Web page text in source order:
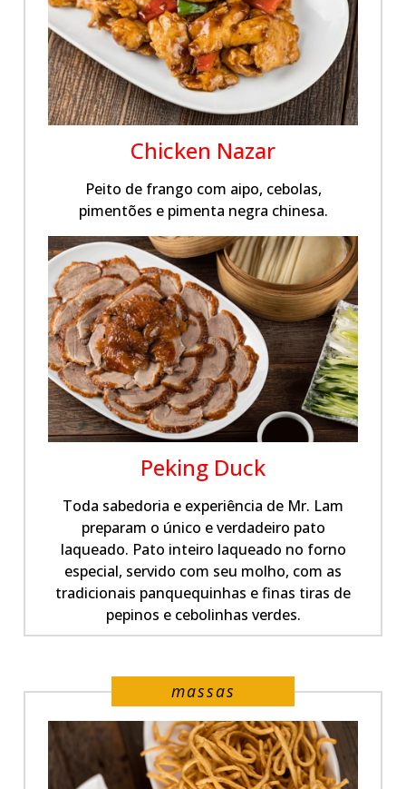
Chicken Nazar
Peito de frango com aipo, cebolas,
pimentões e pimenta negra chinesa.
Peking Duck
Toda sabedoria e experiência de Mr. Lam
preparam o único e verdadeiro pato
laqueado. Pato inteiro laqueado no forno
especial, servido com seu molho, com as
tradicionais panquequinhas e finas tiras de
pepinos e cebolinhas verdes.
massas